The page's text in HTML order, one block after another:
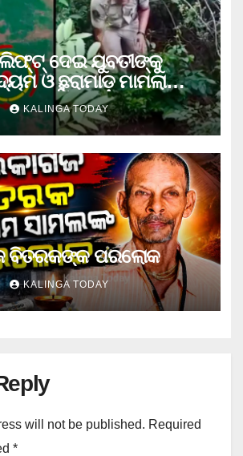
ଦେଇ ଯୁବତୀଙ୍କୁ
ଓ ଛୁରାମାଡ଼ ମାମଲାରେ
ଅଭିଯୁକ୍ତ
KALINGA TODAY
ବିତରକଙ୍କ ପରଲୋକ
KALINGA TODAY
will not be published. Required
*